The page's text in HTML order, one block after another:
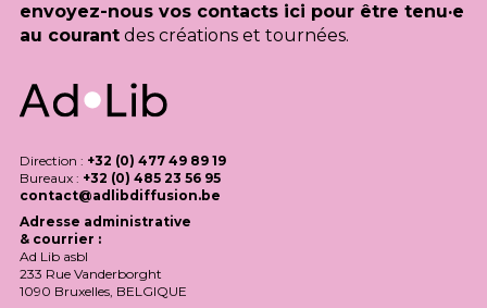
envoyez-nous vos contacts ici pour être tenu·e
au courantdes créations et tournées.
Direction : +32 (0) 477 49 89 19
Bureaux : +32 (0) 485 23 56 95
contact@adlibdiffusion.be
Adresse administrative
& courrier :
Ad Lib asbl
233 Rue Vanderborght
1090 Bruxelles, BELGIQUE